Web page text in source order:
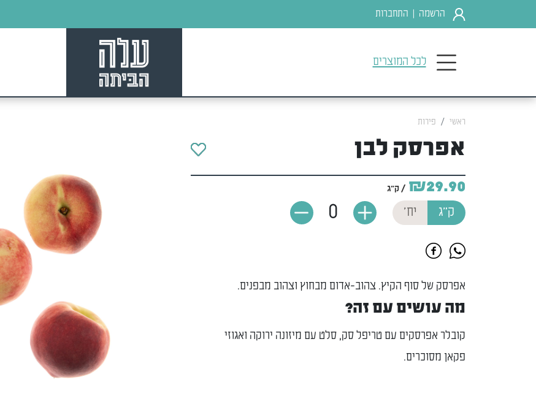
הרשמה התחברות
לכל המוצרים
ראשי פירות
אפרסק לבן
₪29.90 / ק"ג
ק"ג יח' 0
אפרסק של סוף הקיץ. צהוב-אדום מבחוץ וצהוב מבפנים.
מה עושים עם זה?
קובלר אפרסקים עם טריפל סק, סלט עם מיזונה ירוקה ואגוזי
פקאן מסוכרים.